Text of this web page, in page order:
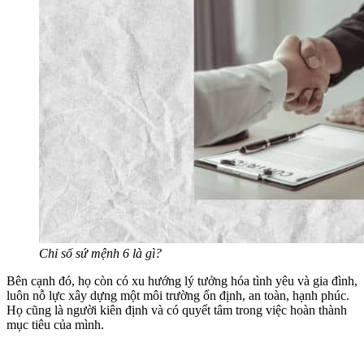
Chỉ số sứ mệnh 6 là gì?
Bên cạnh đó, họ còn có xu hướng lý tưởng hóa tình yêu và gia đình,
luôn nỗ lực xây dựng một môi trường ổn định, an toàn, hạnh phúc.
Họ cũng là người kiên định và có quyết tâm trong việc hoàn thành
mục tiêu của mình.